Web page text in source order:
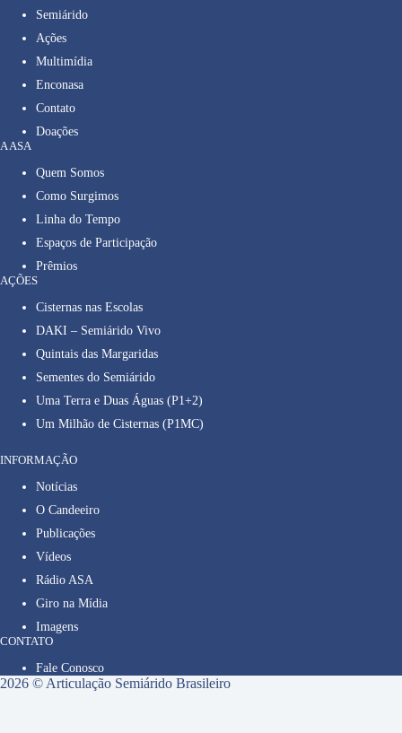
Semiárido
Ações
Multimídia
Enconasa
Contato
Doações
A ASA
Quem Somos
Como Surgimos
Linha do Tempo
Espaços de Participação
Prêmios
AÇÕES
Cisternas nas Escolas
DAKI – Semiárido Vivo
Quintais das Margaridas
Sementes do Semiárido
Uma Terra e Duas Águas (P1+2)
Um Milhão de Cisternas (P1MC)
INFORMAÇÃO
Notícias
O Candeeiro
Publicações
Vídeos
Rádio ASA
Giro na Mídia
Imagens
CONTATO
Fale Conosco
2026 © Articulação Semiárido Brasileiro